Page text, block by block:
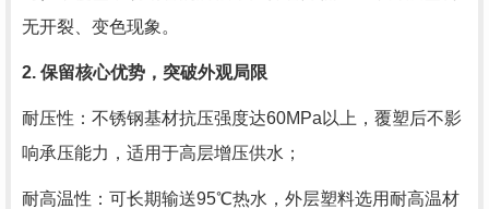
无开裂、变色现象。
2. 保留核心优势，突破外观局限
耐压性：不锈钢基材抗压强度达60MPa以上，覆塑后不影
响承压能力，适用于高层增压供水；
耐高温性：可长期输送95℃热水，外层塑料选用耐高温材